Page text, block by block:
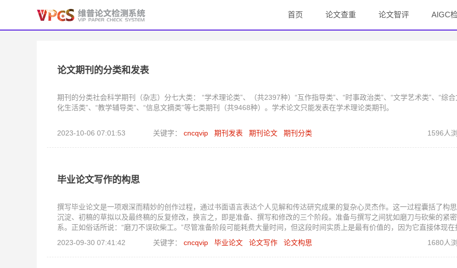
首页 论文查重 论文智评 AIGC
论文期刊的分类和发表
期刊的分类社会科学期刊（杂志）分七大类： “学术理论类”、（共2397种）“互作指导类”、“时事政治类”、“文学艺术类”、“综合
化生活类”、“教学辅导类”、“信息文摘类”等七类期刊（共9468种）。学术论文只能发表在学术理论类期刊。
2023-10-06 07:01:53 关键字： cncqvip 期刊发表 期刊论文 期刊分类 1596人
毕业论文写作的构思
撰写毕业论文是一项艰深而精妙的创作过程，通过书面语言表达个人见解和传达研究成果的复杂心灵杰作。这一过程囊括了构
沉淀、初稿的草拟以及最终稿的反复修改，换言之，即是准备、撰写和修改的三个阶段。准备与撰写之间犹如磨刀与砍柴的紧
系。正如俗话所说：“磨刀不误砍柴工。”尽管准备阶段可能耗费大量时间，但这段时间实质上是最有价值的，因为它直接体现在
写过程中。彻底准备，撰写流畅自如；反之则困扰重重。
2023-09-30 07:41:42 关键字： cncqvip 毕业论文 论文写作 论文构思 1680人